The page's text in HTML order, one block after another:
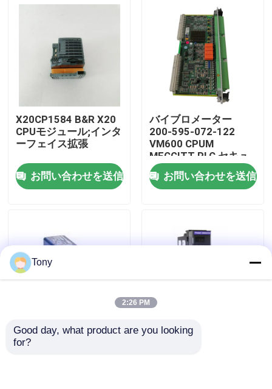
わたしたち に つい て
工場 ツアー
品質管理
引金 を 求め て ください
プログラム可能な論理のコントローラーPLC
アレン ブラッドリーPLCモジュール
X20CP1584 B&R X20
CPUモジュール;インタ
ーフェイス拡張
お問い合わせを送信
バイブロメーター
200-595-072-122
VM600 CPUM
MEGGITT PLC セキュ
リティカード
お問い合わせを送信
WENGLOR P1KH002 セ
ンサーモジュール PLC
PROSOFT MVI56E-
Tony
2:26 PM
Good day, what product are you looking
for?